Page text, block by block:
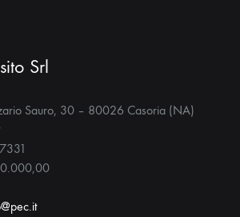
Srl
Sauro, 30 – 80026 Casoria (NA)